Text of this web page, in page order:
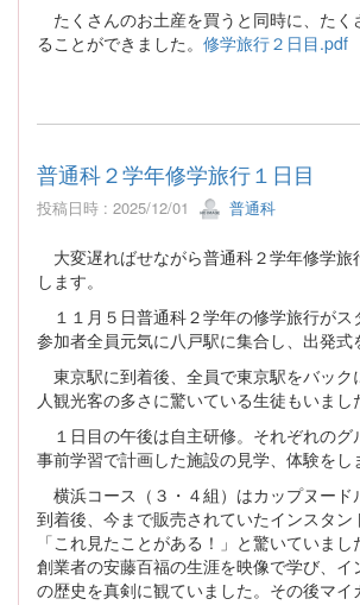
たくさんのお土産を買うと同時に、たく
ることができました。 修学旅行２日目.pdf
普通科２学年修学旅行１日目
投稿日時 : 2025/12/01 普通科
大変遅ればせながら普通科２学年修学旅
します。
１１月５日普通科２学年の修学旅行がス
参加者全員元気に八戸駅に集合し、出発式
東京駅に到着後、全員で東京駅をバック
人観光客の多さに驚いている生徒もいまし
１日目の午後は自主研修。それぞれのグ
事前学習で計画した施設の見学、体験をし
横浜コース（３・４組）はカップヌード
到着後、今まで販売されていたインスタン
「これ見たことがある！」と驚いていま
創業者の安藤百福の生涯を映像で学び、イ
の歴史を真剣に観ていました。その後マイ